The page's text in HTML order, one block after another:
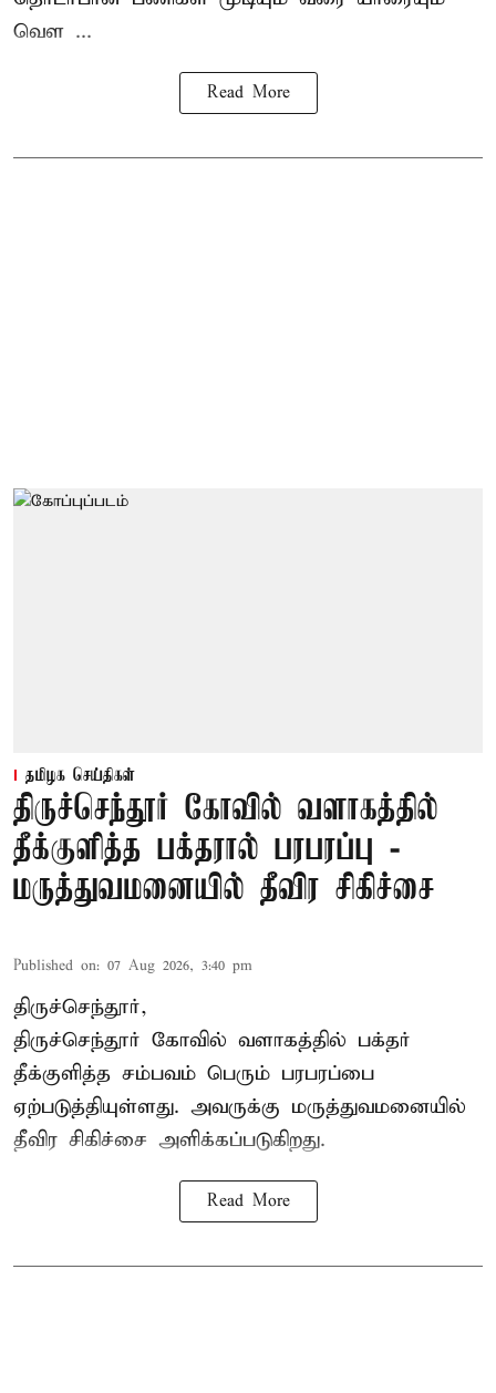
வெள ...
Read More
தமிழக செய்திகள்
திருச்செந்தூர் கோவில் வளாகத்தில்
தீக்குளித்த பக்தரால் பரபரப்பு -
மருத்துவமனையில் தீவிர சிகிச்சை
Published on: 07 Aug 2026, 3:40 pm
திருச்செந்தூர்,
திருச்செந்தூர் கோவில் வளாகத்தில் பக்தர்
தீக்குளித்த சம்பவம் பெரும் பரபரப்பை
ஏற்படுத்தியுள்ளது. அவருக்கு மருத்துவமனையில்
தீவிர சிகிச்சை அளிக்கப்படுகிறது.
Read More